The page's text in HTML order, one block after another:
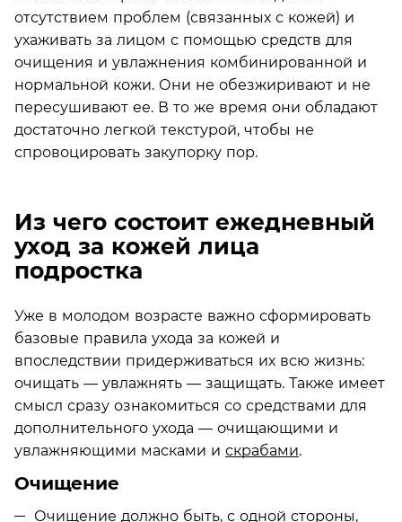
отсутствием проблем (связанных с кожей) и
ухаживать за лицом с помощью средств для
очищения и увлажнения комбинированной и
нормальной кожи. Они не обезжиривают и не
пересушивают ее. В то же время они обладают
достаточно легкой текстурой, чтобы не
спровоцировать закупорку пор.
Из чего состоит ежедневный
уход за кожей лица
подростка
Уже в молодом возрасте важно сформировать
базовые правила ухода за кожей и
впоследствии придерживаться их всю жизнь:
очищать — увлажнять — защищать. Также имеет
смысл сразу ознакомиться со средствами для
дополнительного ухода — очищающими и
увлажняющими масками и скрабами.
Очищение
Очищение должно быть, с одной стороны,